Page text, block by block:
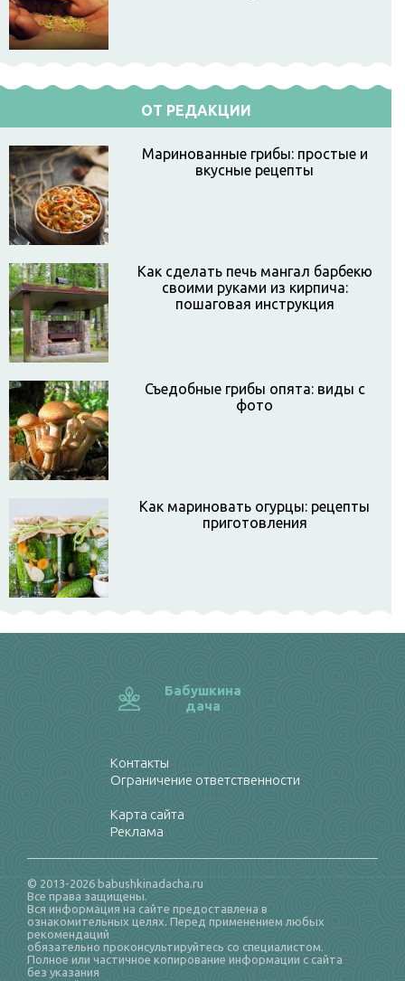
ОТ РЕДАКЦИИ
Маринованные грибы: простые и
вкусные рецепты
Как сделать печь мангал барбекю
своими руками из кирпича:
пошаговая инструкция
Съедобные грибы опята: виды с
фото
Как мариновать огурцы: рецепты
приготовления
Бабушкина
дача
Контакты
Ограничение ответственности
Карта сайта
Реклама
© 2013-2026 babushkinadacha.ru
Все права защищены.
Вся информация на сайте предоставлена в
ознакомительных целях. Перед применением любых
рекомендаций
обязательно проконсультируйтесь со специалистом.
Полное или частичное копирование информации с сайта
без указания